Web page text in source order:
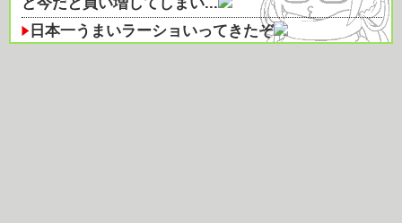
日本一うまいラーショいってきたぞ